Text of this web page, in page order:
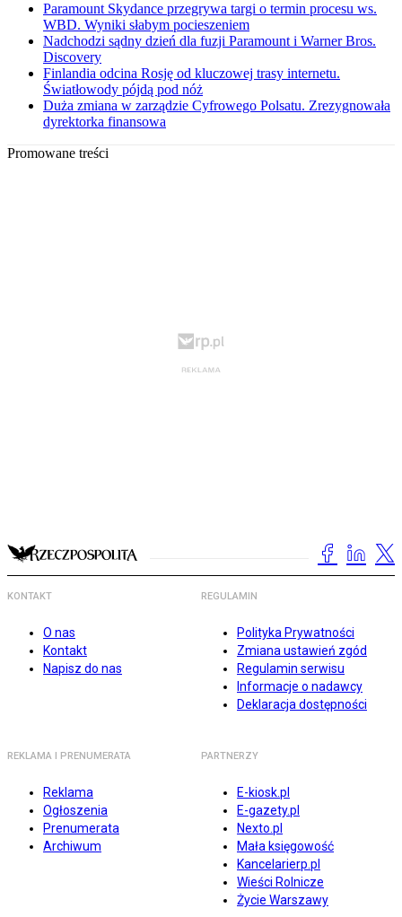
Paramount Skydance przegrywa targi o termin procesu ws.
WBD. Wyniki słabym pocieszeniem
Nadchodzi sądny dzień dla fuzji Paramount i Warner Bros.
Discovery
Finlandia odcina Rosję od kluczowej trasy internetu.
Światłowody pójdą pod nóż
Duża zmiana w zarządzie Cyfrowego Polsatu. Zrezygnowała
dyrektorka finansowa
Promowane treści
KONTAKT
O nas
Kontakt
Napisz do nas
REGULAMIN
Polityka Prywatności
Zmiana ustawień zgód
Regulamin serwisu
Informacje o nadawcy
Deklaracja dostępności
REKLAMA I PRENUMERATA
Reklama
Ogłoszenia
Prenumerata
Archiwum
PARTNERZY
E-kiosk.pl
E-gazety.pl
Nexto.pl
Mała księgowość
Kancelarierp.pl
Wieści Rolnicze
Życie Warszawy